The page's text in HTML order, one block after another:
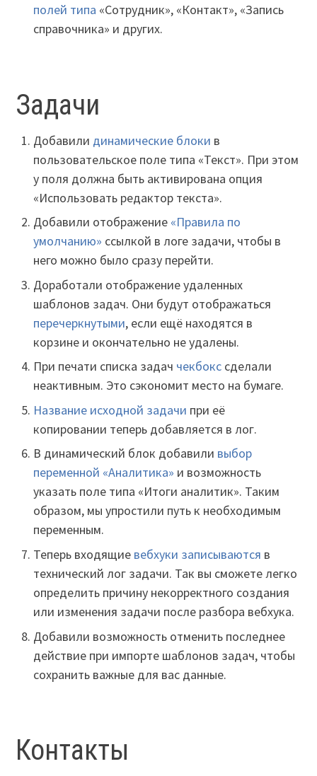
полей типа «Сотрудник», «Контакт», «Запись
справочника» и других.
Задачи
Добавили динамические блоки в
пользовательское поле типа «Текст». При этом
у поля должна быть активирована опция
«Использовать редактор текста».
Добавили отображение «Правила по
умолчанию» ссылкой в логе задачи, чтобы в
него можно было сразу перейти.
Доработали отображение удаленных
шаблонов задач. Они будут отображаться
перечеркнутыми, если ещё находятся в
корзине и окончательно не удалены.
При печати списка задач чекбокс сделали
неактивным. Это сэкономит место на бумаге.
Название исходной задачи при её
копировании теперь добавляется в лог.
В динамический блок добавили выбор
переменной «Аналитика» и возможность
указать поле типа «Итоги аналитик». Таким
образом, мы упростили путь к необходимым
переменным.
Теперь входящие вебхуки записываются в
технический лог задачи. Так вы сможете легко
определить причину некорректного создания
или изменения задачи после разбора вебхука.
Добавили возможность отменить последнее
действие при импорте шаблонов задач, чтобы
сохранить важные для вас данные.
Контакты